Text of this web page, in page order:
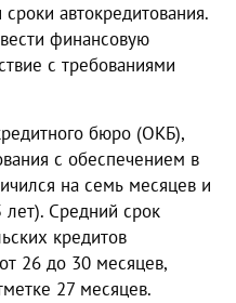
автокредитования.
финансовую
с требованиями
бюро (ОКБ),
с обеспечением в
на семь месяцев и
лет). Средний срок
кредитов
26 до 30 месяцев,
27 месяцев.